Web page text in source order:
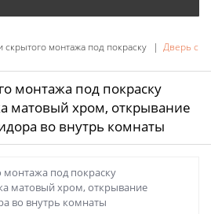
скрытого монтажа под покраску Дверь
монтажа под покраску
матовый хром, открывание
во внутрь комнаты